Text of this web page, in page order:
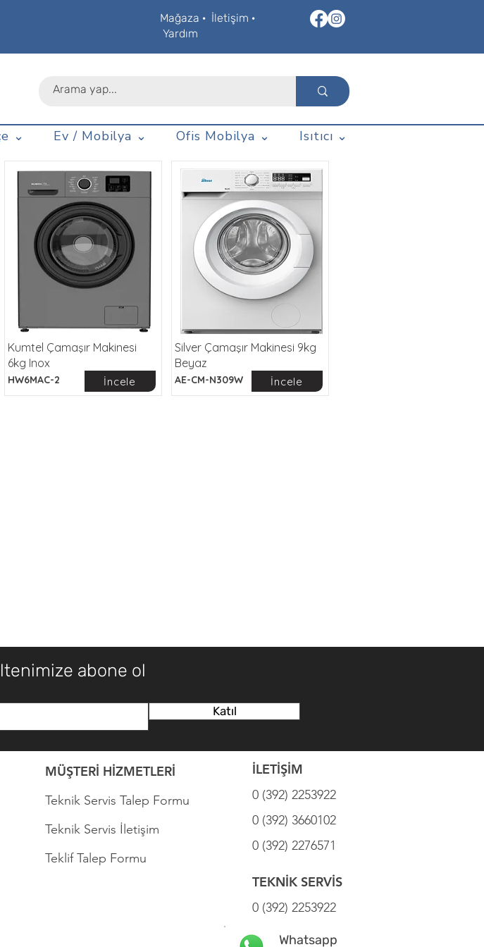
Mağaza · İletişim ·
Yardım
⌄ Ev / Mobilya ⌄ Ofis Mobilya ⌄ Isıtıcı ⌄
Kumtel Çamaşır Makinesi
6kg Inox
HW6MAC-2 İncele
Silver Çamaşır Makinesi 9kg
Beyaz
AE-CM-N309W İncele
abone ol
Katıl
MÜŞTERİ HİZMETLERİ
Teknik Servis Talep Formu
Teknik Servis İletişim
Teklif Talep Formu
İLETİŞİM
0 (392) 2253922
0 (392) 3660102
0 (392) 2276571
TEKNİK SERVİS
0 (392) 2253922
Whatsapp